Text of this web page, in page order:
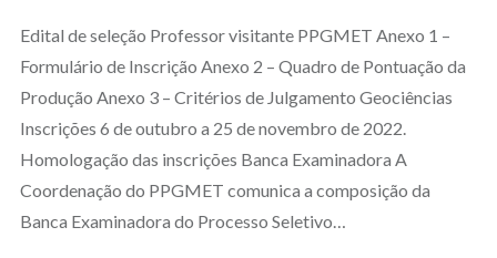
Edital de seleção Professor visitante PPGMET Anexo 1 –
Formulário de Inscrição Anexo 2 – Quadro de Pontuação da
Produção Anexo 3 – Critérios de Julgamento Geociências
Inscrições 6 de outubro a 25 de novembro de 2022.
Homologação das inscrições Banca Examinadora A
Coordenação do PPGMET comunica a composição da
Banca Examinadora do Processo Seletivo…